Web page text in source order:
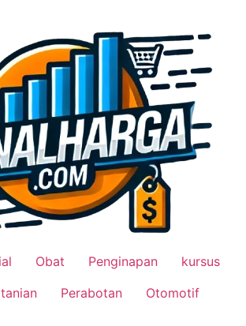
Obat Penginapan
kursus
Perabotan Otomotif